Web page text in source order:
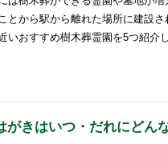
とから駅から離れた場所に建設
いおすすめ樹木葬霊園を5つ紹介し
がきはいつ・だれにどん